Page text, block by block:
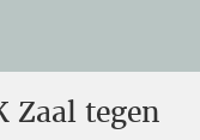
Zaal tegen